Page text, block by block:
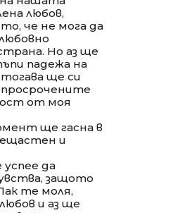
любов,
че не мога да
Но аз ще
падежа на
ще си
от моя
ще гасна в
и
да
защото
те моля,
и аз ще